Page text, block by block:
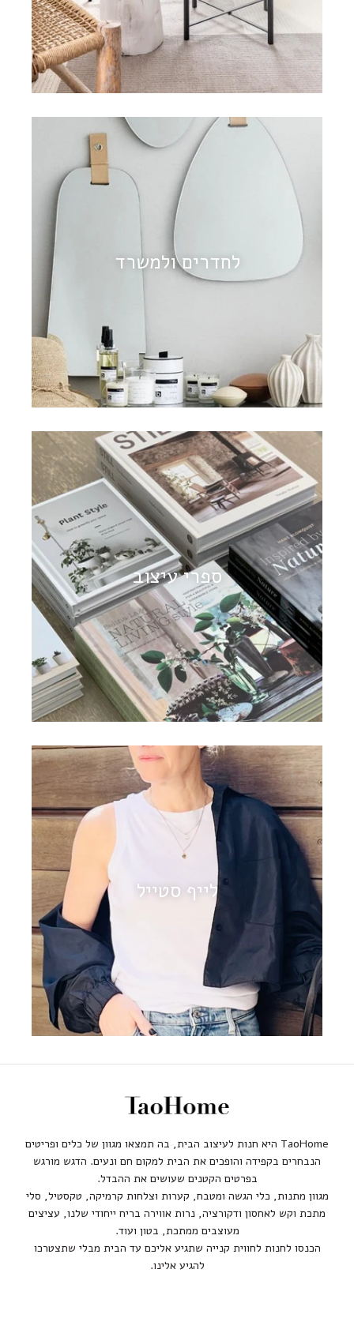
לחדרים ולמשרד
ספרי עיצוב
לייף סטייל
TaoHome היא חנות לעיצוב הבית, בה תמצאו מגוון של כלים ופריטים
הנבחרים בקפידה והופכים את הבית למקום חם ונעים. הדגש מורגש
בפרטים הקטנים שעושים את ההבדל.
מגוון מתנות, כלי הגשה ומטבח, קערות וצלחות קרמיקה, טקסטיל, סלי
מתכת וקש לאחסון ודקורציה, נרות אווירה בריח ייחודי שלנו, עציצים
מעוצבים ממתכת, בטון ועוד.
הכנסו לחנות לחווית קנייה שתגיע אליכם עד הבית מבלי שתצטרכו
להגיע אלינו.